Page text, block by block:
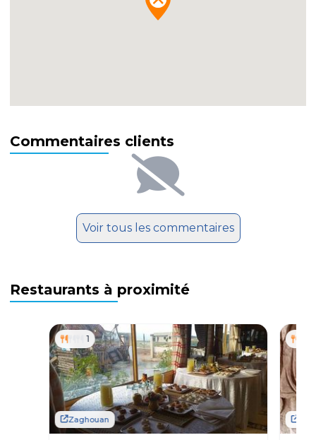
Commentaires clients
Voir tous les commentaires
Restaurants à proximité
1
Zaghouan